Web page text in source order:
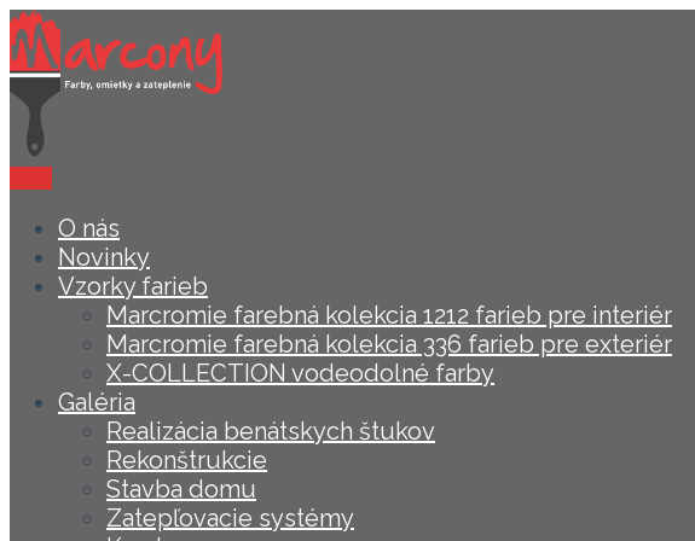
O nás
Novinky
Vzorky farieb
Marcromie farebná kolekcia 1212 farieb pre interiér
Marcromie farebná kolekcia 336 farieb pre exteriér
X-COLLECTION vodeodolné farby
Galéria
Realizácia benátskych štukov
Rekonštrukcie
Stavba domu
Zatepľovacie systémy